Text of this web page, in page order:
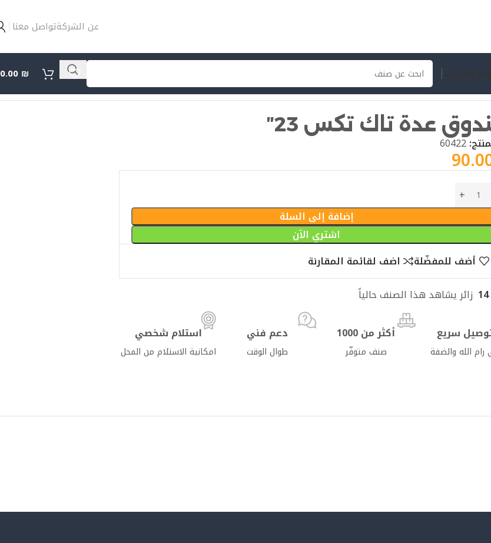
عن الشركةتواصل معنا
0.00 ₪
عدة تاك تكس 23″
60422
إضافة إلى السلة
اشتري الآن
أضف للمفضّلة
اضف لقائمة المقارنة
14 زائر يشاهد هذا الصنف حالياً
سريع
الله والضفة
أكثر من 1000
صنف متوفّر
دعم فني
طوال الوقت
استلام شخصي
امكانية الاستلام من المحل